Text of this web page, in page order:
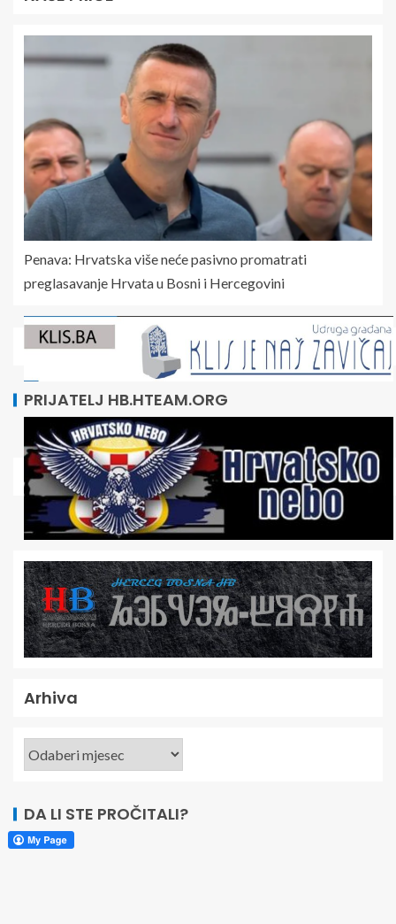
Penava: Hrvatska više neće pasivno promatrati
preglasavanje Hrvata u Bosni i Hercegovini
PRIJATELJ HB.HTEAM.ORG
Arhiva
DA LI STE PROČITALI?